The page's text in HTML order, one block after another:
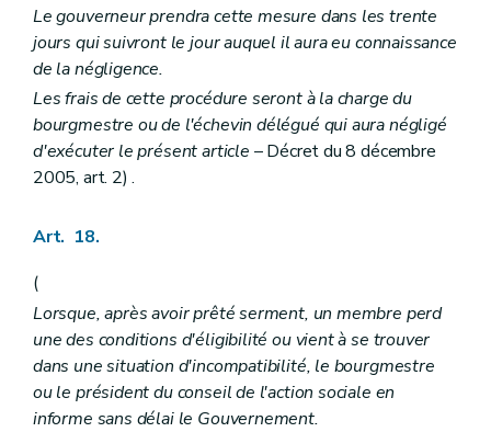
Le gouverneur prendra cette mesure dans les trente
jours qui suivront le jour auquel il aura eu connaissance
de la négligence.
Les frais de cette procédure seront à la charge du
bourgmestre ou de l'échevin délégué qui aura négligé
d'exécuter le présent article – Décret du 8 décembre
2005, art. 2) .
Art. 18.
(
Lorsque, après avoir prêté serment, un membre perd
une des conditions d'éligibilité ou vient à se trouver
dans une situation d'incompatibilité, le bourgmestre
ou le président du conseil de l'action sociale en
informe sans délai le Gouvernement.